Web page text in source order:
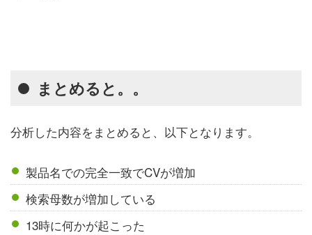
まとめると。。
分析した内容をまとめると、以下となります。
製品名での完全一致でCVが増加
検索母数が増加している
13時に何かが起こった